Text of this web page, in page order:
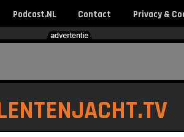
Podcast.NL Contact Privacy &